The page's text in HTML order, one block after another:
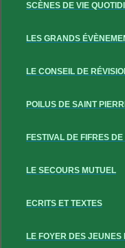
SCÈNES DE VIE
LES GRANDS
LE CONSEIL DE
POILUS DE SAINT
FESTIVAL DE FIFRES
LE SECOURS MUTUEL
ECRITS ET TEXTES
LE FOYER DES